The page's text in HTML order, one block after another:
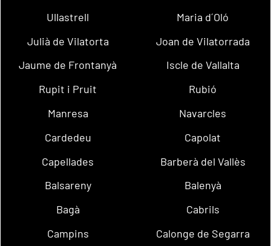
Ullastrell
Maria d´Oló
Julià de Vilatorta
Joan de Vilatorrada
Jaume de Frontanyà
Iscle de Vallalta
Rupit i Pruit
Rubió
Manresa
Navarcles
Cardedeu
Capolat
Capellades
Barberà del Vallès
Balsareny
Balenyà
Bagà
Cabrils
Campins
Calonge de Segarra